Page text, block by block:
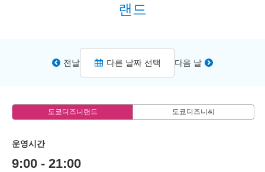
랜드
전날 다른 날짜 선택 다음 날
도쿄디즈니랜드 도쿄디즈니씨
운영시간
9:00 - 21:00